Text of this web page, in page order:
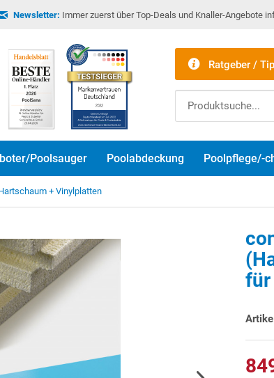
Newsletter: Immer zuerst über Top-Deals und Knaller-Angebote
Ratgeber /
Poolsauger Poolabdeckung Poolpflege/-
+ Vinylplatten
für